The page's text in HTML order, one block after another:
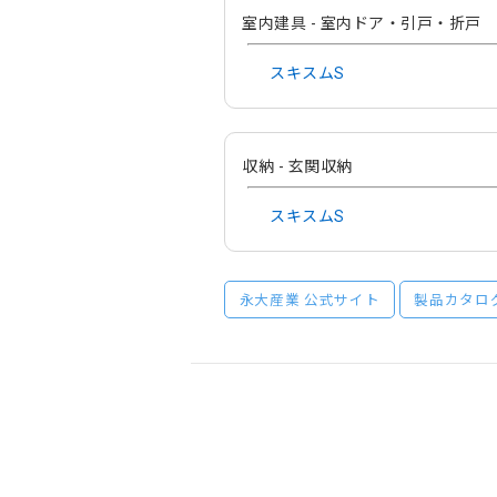
室内建具 - 室内ドア・引戸・折戸
スキスムS
収納 - 玄関収納
スキスムS
永大産業 公式サイト 製品カタロ